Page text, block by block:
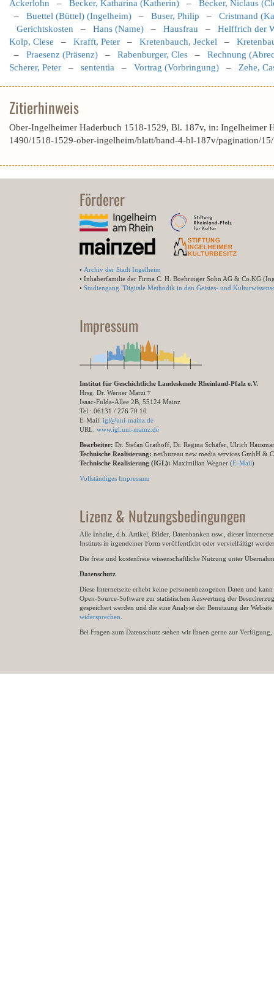
Ackerlohn – Becker, Katharina (Katherin) – Becker, Niclaus
– Buettel (Büttel) (Ingelheim) – Buser, Philip – Cristmand
Gerichtskosten – Hans (Name) – Hausfrau – Helffrich der
Kolp, Clese – Krafft, Peter – Kretenbauch, Jeckel –
– Praesenz (Präsenz) – Rabenburger, Cles – Rechnung
Scherer, Peter – sententia – Vortrag (Vorbringung) – Zehe,
Zitierhinweis
Ober-Ingelheimer Haderbuch 1518-1529, Bl. 187v, in: Ingelheimer
1490/1518-1529-ober-ingelheim/blatt/band-4-bl-187v/pagination/
Förderer
• Archiv der Stadt Ingelheim
• Inhaberfamilie der Firma C. H. Boehringer Sohn AG & Co.KG
• Studiengang "Digitale Methodik in den Geistes- und
Impressum
Institut für Geschichtliche Landeskunde Rheinland-Pfalz e.V.
Hrsg. Dr. Werner Marzi †
Isaac-Fulda-Allee 2B, 55124 Mainz
Tel.: 06131 / 276 70 10
E-Mail: igl@uni-mainz.de
URL: www.igl.uni-mainz.de
Bearbeiter: Dr. Stefan Grathoff, Dr. Regina Schäfer, Ulrich
Technische Realisierung: net/bureau new media services GmbH &
Technische Realisierung (IGL): Maximilian Wegner (E-Mail)
Vollständiges Impressum
Lizenz & Nutzungsbedingungen
Alle Inhalte, d.h. Artikel, Bilder, Datenbanken usw., dieser
Instituts in irgendeiner Form veröffentlicht oder vervielfältigt
Die freie und kostenfreie wissenschaftliche Nutzung unter
Datenschutz
Diese Internetseite erhebt keine personenbezogenen Daten und
Open-Source-Software zur statistischen Auswertung der
gespeichert werden und die eine Analyse der Benutzung der
widersprechen
Bei Fragen zum Datenschutz stehen wir Ihnen gerne zur